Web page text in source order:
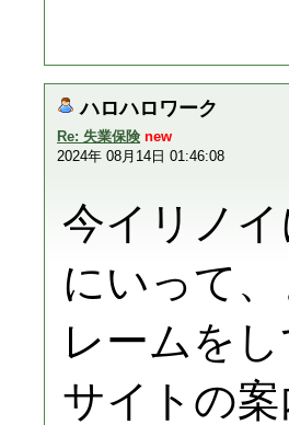
ハロハロワーク
Re: 失業保険 new
2024年 08月14日 01:46:08
今イリノ
にいって
レームを
サイトの